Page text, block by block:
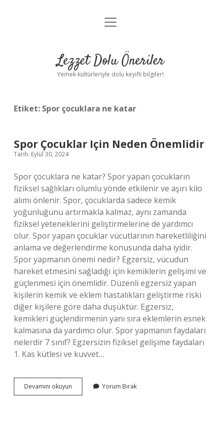
Anasayfa
Yasal Uyarı
menüyü
Lezzet Dolu Öneriler
Yemek kültürleriyle dolu keyifli bilgiler!
Etiket: Spor çocuklara ne katar
Spor Çocuklar Için Neden Önemlidir
Tarih: Eylül 30, 2024
Spor çocuklara ne katar? Spor yapan çocukların
fiziksel sağlıkları olumlu yönde etkilenir ve aşırı kilo
alımı önlenir. Spor, çocuklarda sadece kemik
yoğunluğunu artırmakla kalmaz, aynı zamanda
fiziksel yeteneklerini geliştirmelerine de yardımcı
olur. Spor yapan çocuklar vücutlarının hareketliliğini
anlama ve değerlendirme konusunda daha iyidir.
Spor yapmanın önemi nedir? Egzersiz, vücudun
hareket etmesini sağladığı için kemiklerin gelişimi ve
güçlenmesi için önemlidir. Düzenli egzersiz yapan
kişilerin kemik ve eklem hastalıkları geliştirme riski
diğer kişilere göre daha düşüktür. Egzersiz,
kemikleri güçlendirmenin yanı sıra eklemlerin esnek
kalmasına da yardımcı olur. Spor yapmanın faydaları
nelerdir 7 sınıf? Egzersizin fiziksel gelişime faydaları
1. Kas kütlesi ve kuvvet…
Devamını okuyun
Çocuklar
Yorum Bırak